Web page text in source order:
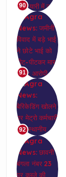
90
91
92